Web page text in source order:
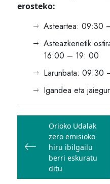
erosteko:
Asteartea: 09:30
Asteazkenetik
16:00 – 19: 00
Larunbata: 09:30
Igandea eta
Bidalketetan
zehar
nabigatu
Orioko Udalak
zero emisioko
hiru ibilgailu
berri eskuratu
ditu